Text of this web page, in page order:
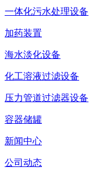
一体化污水处理设备
加药装置
海水淡化设备
化工溶液过滤设备
压力管道过滤器设备
容器储罐
新闻中心
公司动态